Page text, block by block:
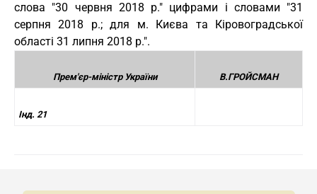
слова "30 червня 2018 р." цифрами і словами "31
серпня 2018 р.; для м. Києва та Кіровоградської
області 31 липня 2018 р.".
Прем'єр-міністр України В.ГРОЙСМАН
Інд. 21